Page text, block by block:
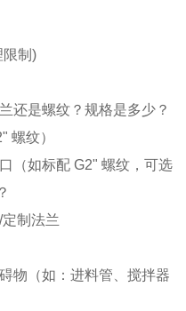
限制)
还是螺纹？规格是多少？
螺纹）
（如标配 G2" 螺纹，可选
制法兰
物（如：进料管、搅拌器